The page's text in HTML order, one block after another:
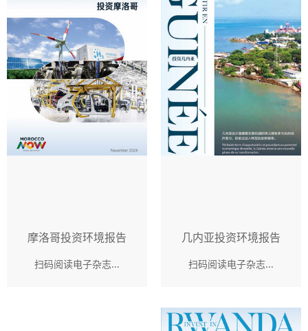
摩洛哥投资环境报告
扫码阅读电子杂志...
几内亚投资环境报告
扫码阅读电子杂志...